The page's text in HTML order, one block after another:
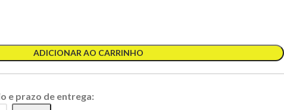
ADICIONAR AO CARRINHO
e prazo de entrega: